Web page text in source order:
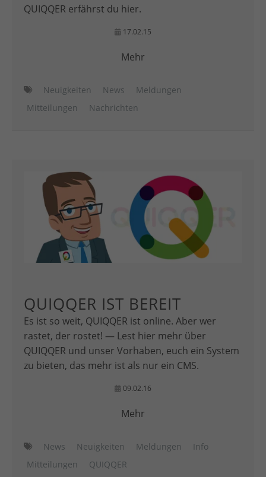
QUIQQER erfährst du hier.
17.02.15
Mehr
Neuigkeiten News
Meldungen
Mitteilungen
Nachrichten
QUIQQER IST BEREIT
Es ist so weit, QUIQQER ist online. Aber wer
rastet, der rostet! — Lest hier mehr über
QUIQQER und unser Vorhaben, euch ein System
zu bieten, das mehr ist als nur ein CMS.
09.02.16
Mehr
News Neuigkeiten Meldungen
Info
Mitteilungen
QUIQQER